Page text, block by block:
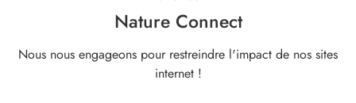
Nature Connect
Nous nous engageons pour restreindre l'impact de nos sites
internet !